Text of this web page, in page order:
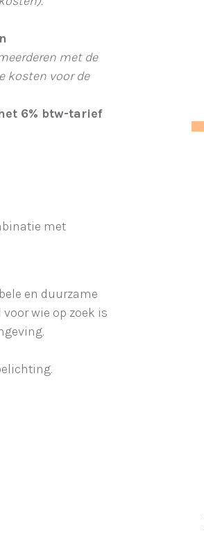
met de
kosten voor de
6% btw-tarief
met
en duurzame
wie op zoek is